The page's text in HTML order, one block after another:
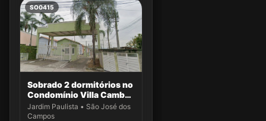
SO0415
Sobrado 2 dormitórios no
Condomínio Villa Cambuí
- Casa 009
Jardim Paulista • São José dos
Campos